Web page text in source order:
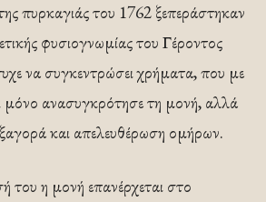
πυρκαγιάς του 1762 ξεπεράστηκαν
φυσιογνωµίας του Γέροντος
να συγκεντρώσει χρήµατα, που µε
µόνο ανασυγκρότησε τη µονή, αλλά
και απελευθέρωση οµήρων.
του η µονή επανέρχεται στο